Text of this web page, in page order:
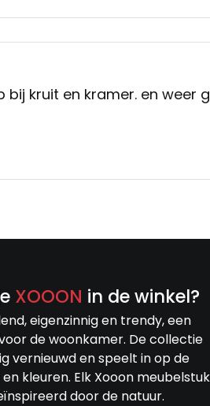
minuten geplaatst waren
een behoorlijke
bij kruit en kramer. en weer
XOOON in de winkel?
eigenzinnig en trendy, een
de woonkamer. De collectie
vernieuwd en speelt in op de
kleuren. Elk Xooon meubelstuk
door de natuur.